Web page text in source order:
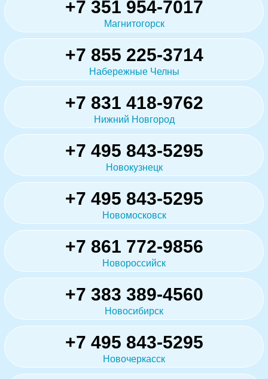
+7 351 954-7017
Магнитогорск
+7 855 225-3714
Набережные Челны
+7 831 418-9762
Нижний Новгород
+7 495 843-5295
Новокузнецк
+7 495 843-5295
Новомосковск
+7 861 772-9856
Новороссийск
+7 383 389-4560
Новосибирск
+7 495 843-5295
Новочеркасск